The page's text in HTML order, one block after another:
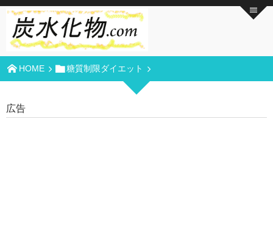
HOME 糖質制限ダイエット
広告